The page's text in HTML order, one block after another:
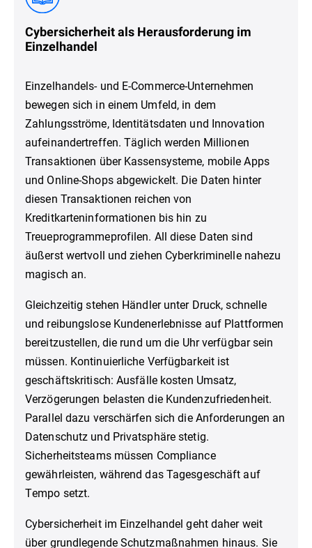
Cybersicherheit als Herausforderung im
Einzelhandel
Einzelhandels- und E-Commerce-Unternehmen
bewegen sich in einem Umfeld, in dem
Zahlungsströme, Identitätsdaten und Innovation
aufeinandertreffen. Täglich werden Millionen
Transaktionen über Kassensysteme, mobile Apps
und Online-Shops abgewickelt. Die Daten hinter
diesen Transaktionen reichen von
Kreditkarteninformationen bis hin zu
Treueprogrammeprofilen. All diese Daten sind
äußerst wertvoll und ziehen Cyberkriminelle nahezu
magisch an.
Gleichzeitig stehen Händler unter Druck, schnelle
und reibungslose Kundenerlebnisse auf Plattformen
bereitzustellen, die rund um die Uhr verfügbar sein
müssen. Kontinuierliche Verfügbarkeit ist
geschäftskritisch: Ausfälle kosten Umsatz,
Verzögerungen belasten die Kundenzufriedenheit.
Parallel dazu verschärfen sich die Anforderungen an
Datenschutz und Privatsphäre stetig.
Sicherheitsteams müssen Compliance
gewährleisten, während das Tagesgeschäft auf
Tempo setzt.
Cybersicherheit im Einzelhandel geht daher weit
über grundlegende Schutzmaßnahmen hinaus. Sie